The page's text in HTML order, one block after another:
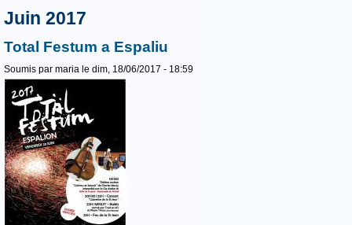
Juin 2017
Total Festum a Espaliu
Soumis par maria le dim, 18/06/2017 - 18:59